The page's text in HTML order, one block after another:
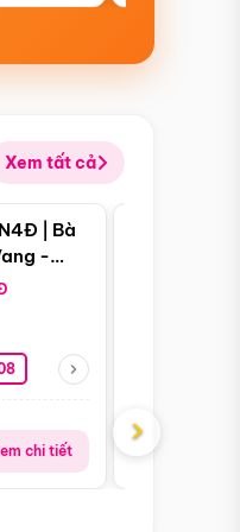
Xem tất cả
nổi bật
| Bà
-
chi tiết
Giá từ:
›